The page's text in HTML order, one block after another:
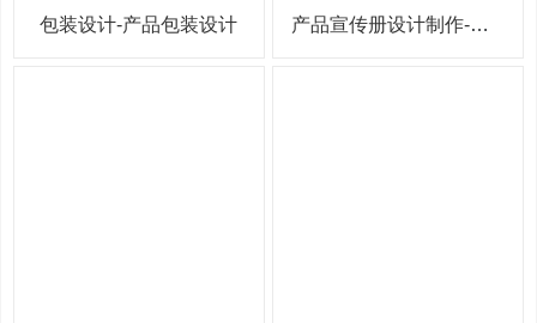
包装设计-产品包装设计 产品宣传册设计制作-产品画册设计制作